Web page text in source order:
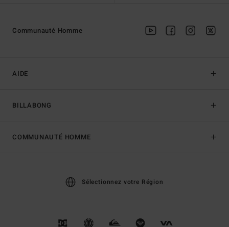
AIDE
BILLABONG
Communauté Homme
COMMUNAUTÉ HOMME
Sélectionnez votre Région